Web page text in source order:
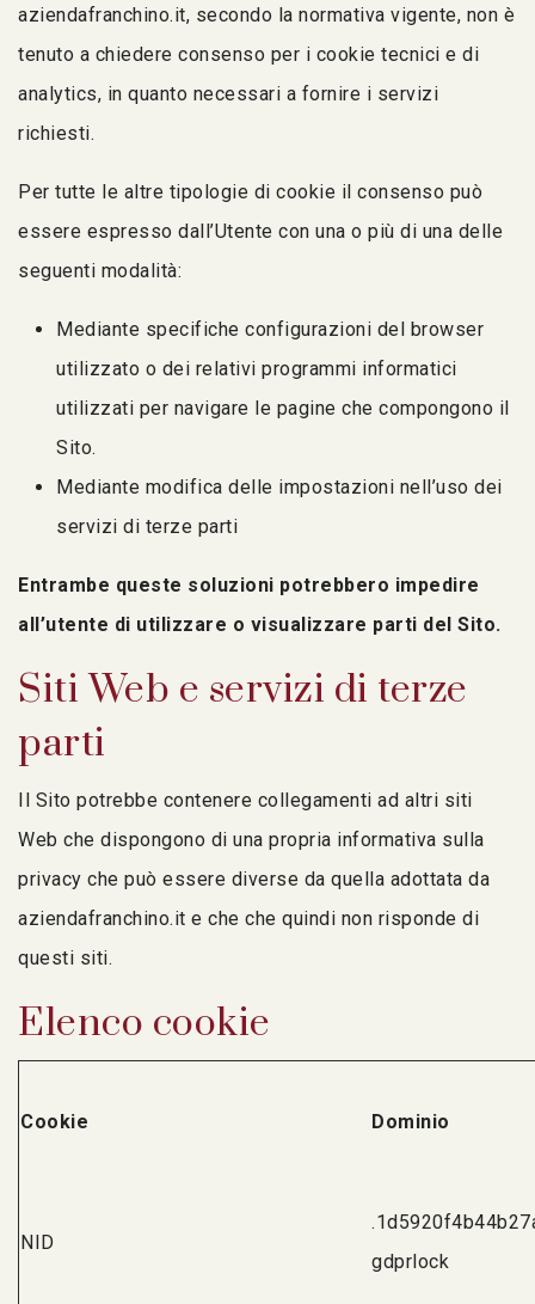
aziendafranchino.it, secondo la normativa vigente, non è
tenuto a chiedere consenso per i cookie tecnici e di
analytics, in quanto necessari a fornire i servizi
richiesti.
Per tutte le altre tipologie di cookie il consenso può
essere espresso dall’Utente con una o più di una delle
seguenti modalità:
Mediante specifiche configurazioni del browser
utilizzato o dei relativi programmi informatici
utilizzati per navigare le pagine che compongono il
Sito.
Mediante modifica delle impostazioni nell’uso dei
servizi di terze parti
Entrambe queste soluzioni potrebbero impedire
all’utente di utilizzare o visualizzare parti del Sito.
Siti Web e servizi di terze
parti
Il Sito potrebbe contenere collegamenti ad altri siti
Web che dispongono di una propria informativa sulla
privacy che può essere diverse da quella adottata da
aziendafranchino.it e che che quindi non risponde di
questi siti.
Elenco cookie
Cookie Dominio
NID
gdprlock